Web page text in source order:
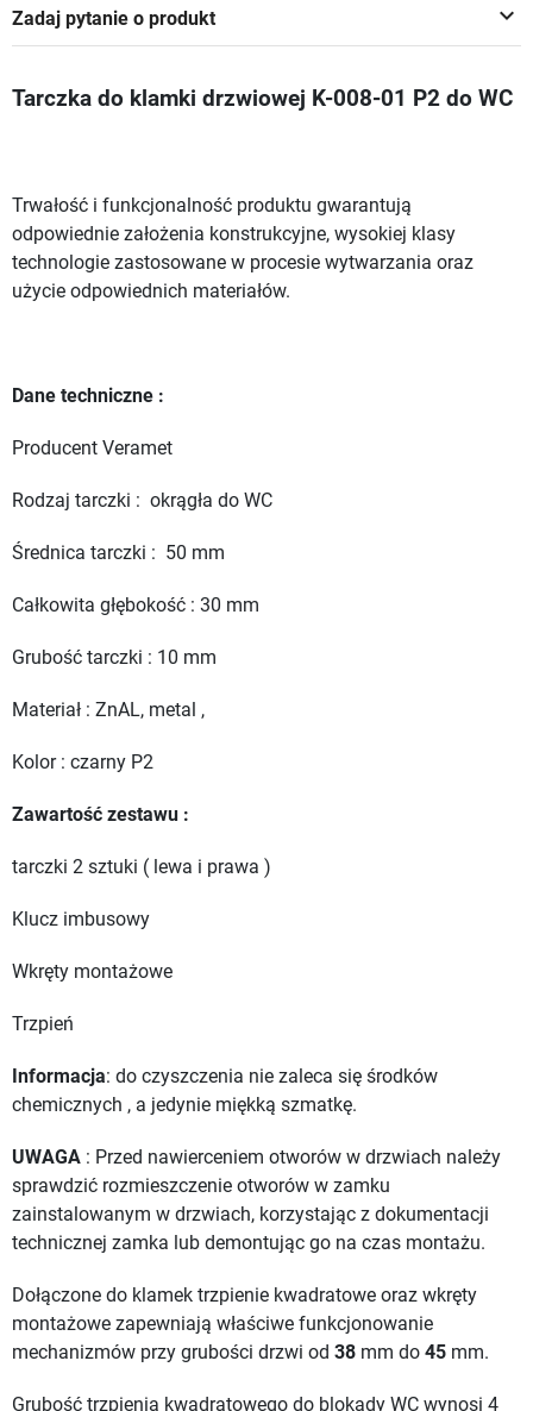
keyboard_arrow_down
Zadaj pytanie o produkt
Tarczka do klamki drzwiowej K-008-01 P2 do WC
Trwałość i funkcjonalność produktu gwarantują
odpowiednie założenia konstrukcyjne, wysokiej klasy
technologie zastosowane w procesie wytwarzania oraz
użycie odpowiednich materiałów.
Dane techniczne :
Producent Veramet
Rodzaj tarczki : okrągła do WC
Średnica tarczki : 50 mm
Całkowita głębokość : 30 mm
Grubość tarczki : 10 mm
Materiał : ZnAL, metal ,
Kolor : czarny P2
Zawartość zestawu :
tarczki 2 sztuki ( lewa i prawa )
Klucz imbusowy
Wkręty montażowe
Trzpień
Informacja: do czyszczenia nie zaleca się środków
chemicznych , a jedynie miękką szmatkę.
UWAGA : Przed nawierceniem otworów w drzwiach należy
sprawdzić rozmieszczenie otworów w zamku
zainstalowanym w drzwiach, korzystając z dokumentacji
technicznej zamka lub demontując go na czas montażu.
Dołączone do klamek trzpienie kwadratowe oraz wkręty
montażowe zapewniają właściwe funkcjonowanie
mechanizmów przy grubości drzwi od 38 mm do 45 mm.
Grubość trzpienia kwadratowego do blokady WC wynosi 4